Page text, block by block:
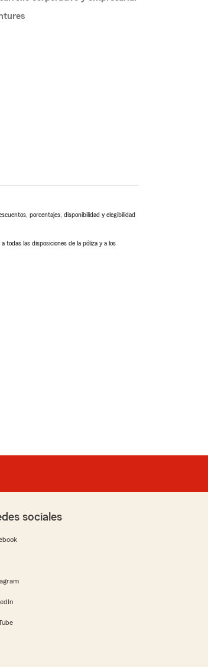
porcentajes, disponibilidad y elegibilidad
todas las disposiciones de la póliza y a los
sociales